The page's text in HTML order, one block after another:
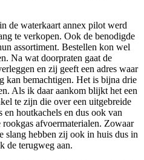
de waterkaart annex pilot werd
te verkopen. Ook de benodigde
assortiment. Bestellen kon wel
Na wat doorpraten gaat de
en zij geeft een adres waar
kan bemachtigen. Het is bijna drie
Als ik daar aankom blijkt het een
te zijn die over een uitgebreide
en houtkachels en dus ook van
rookgas afvoermaterialen. Zowaar
slang hebben zij ook in huis dus in
de terugweg aan.